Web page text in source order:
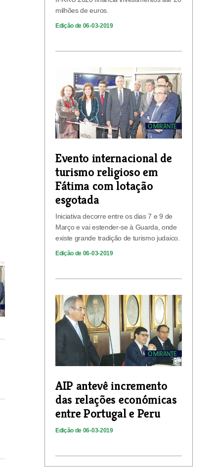
milhões de euros.
Edição de 06-03-2019
Evento internacional de
turismo religioso em
Fátima com lotação
esgotada
Iniciativa decorre entre os dias 7 e 9 de
Março e vai estender-se à Guarda, onde
existe grande tradição de turismo judaico.
Edição de 06-03-2019
AIP antevê incremento
das relações económicas
entre Portugal e Peru
Edição de 06-03-2019